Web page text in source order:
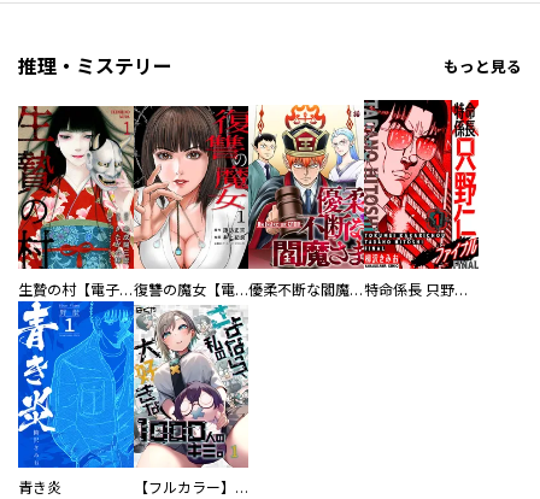
推理・ミステリー もっと見る
生贄の村【電子単行本版】 復讐の魔女【電子単行本版】 優柔不断な閻魔さま 特命係長 只野仁ファイナル 愛蔵版
青き炎 【フルカラー】さよなら、私の大好きな１０００人のキミ。